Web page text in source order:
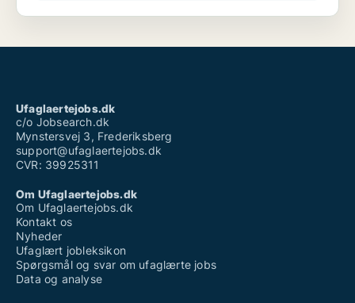
Ufaglaertejobs.dk
c/o Jobsearch.dk
Mynstersvej 3, Frederiksberg
support@ufaglaertejobs.dk
CVR: 39925311
Om Ufaglaertejobs.dk
Om Ufaglaertejobs.dk
Kontakt os
Nyheder
Ufaglært jobleksikon
Spørgsmål og svar om ufaglærte jobs
Data og analyse